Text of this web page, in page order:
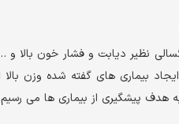
نظیر دیابت و فشار خون بالا
بیماری های گفته شده وزن بالا
پیشگیری از بیماری ها می رسیم.